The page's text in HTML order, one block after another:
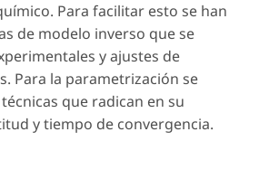
Para facilitar esto se han
de modelo inverso que se
y ajustes de
Para la parametrización se
que radican en su
y tiempo de convergencia.